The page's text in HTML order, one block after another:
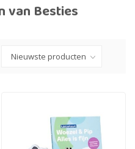
van Besties